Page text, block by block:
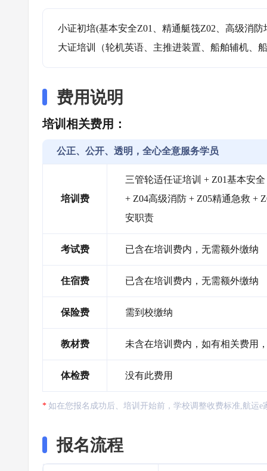
小证初培(基本安全Z01、精通艇筏Z02、高级消
大证培训（轮机英语、主推进装置、船舶辅机、
费用说明
培训相关费用：
公正、公开、透明，全心全意服务学员
培训费
三管轮适任证培训 + Z01基本安
+ Z04高级消防 + Z05精通急救 +
安职责
考试费 已含在培训费内，无需额外缴纳
住宿费 已含在培训费内，无需额外缴纳
保险费 需到校缴纳
教材费 未含在培训费内，如有相关费用
体检费 没有此费用
如在您报名成功后、培训开始前，学校调整收费标准,航运
报名流程